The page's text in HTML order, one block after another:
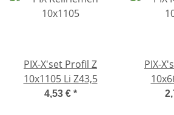
PIX-X'set Profil Z
10x1105 Li Z43,5
4,53 € *
PIX-